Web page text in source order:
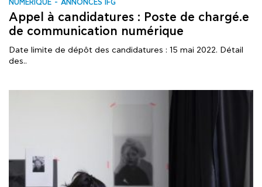
NUMÉRIQUE ANNONCES IFG
Appel à candidatures : Poste de chargé.e
de communication numérique
Date limite de dépôt des candidatures : 15 mai 2022. Détail
des..